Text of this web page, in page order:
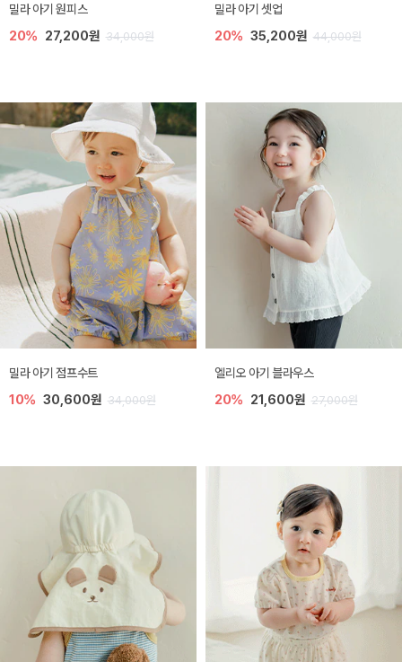
밀라 아기 원피스
20% 27,200원 34,000원
밀라 아기 셋업
20% 35,200원 44,000원
밀라 아기 점프수트
10% 30,600원 34,000원
엘리오 아기 블라우스
20% 21,600원 27,000원